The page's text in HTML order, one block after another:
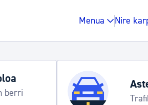
Menua Nire
berri